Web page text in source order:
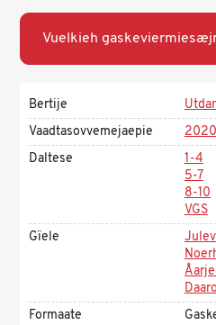
Vuelkieh
Bertije
Vaadtasovvemejaepie
2020
Daltese
1-4
5-7
8-10
VGS
Gïele
Formaate